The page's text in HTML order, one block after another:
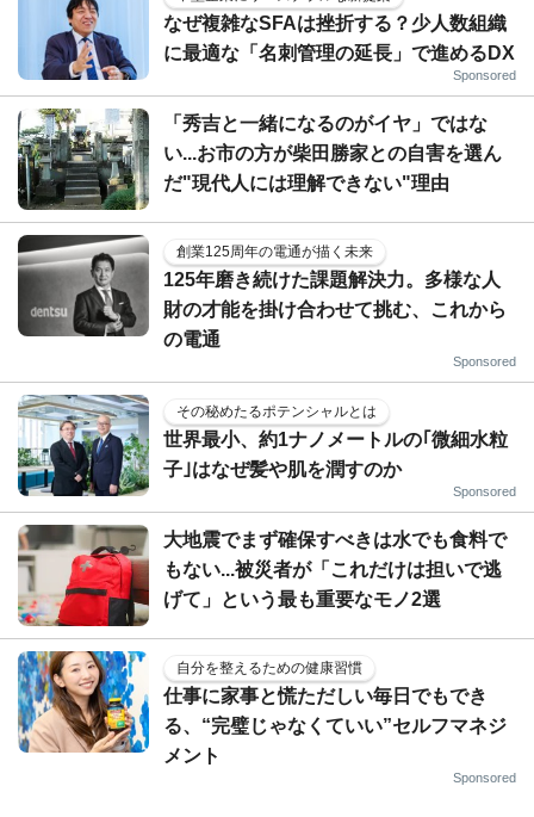
なぜ複雑なSFAは挫折する？少人数組織
に最適な「名刺管理の延長」で進めるDX
Sponsored
「秀吉と一緒になるのがイヤ」ではな
い...お市の方が柴田勝家との自害を選ん
だ"現代人には理解できない"理由
創業125周年の電通が描く未来
125年磨き続けた課題解決力。多様な人
財の才能を掛け合わせて挑む、これから
の電通
Sponsored
その秘めたるポテンシャルとは
世界最小、約1ナノメートルの｢微細水粒
子｣はなぜ髪や肌を潤すのか
Sponsored
大地震でまず確保すべきは水でも食料で
もない...被災者が「これだけは担いで逃
げて」という最も重要なモノ2選
自分を整えるための健康習慣
仕事に家事と慌ただしい毎日でもでき
る、“完璧じゃなくていい”セルフマネジ
メント
Sponsored